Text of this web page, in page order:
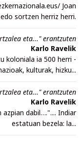
Joan
sortzen herriz herri.
eta..." erantzuten
Karlo Ravelik
koloniala ia 500 herri -
kulturak, hizku...
eta..." erantzuten
Karlo Ravelik
dabil….".... Indiar
estatuan bezela: la...